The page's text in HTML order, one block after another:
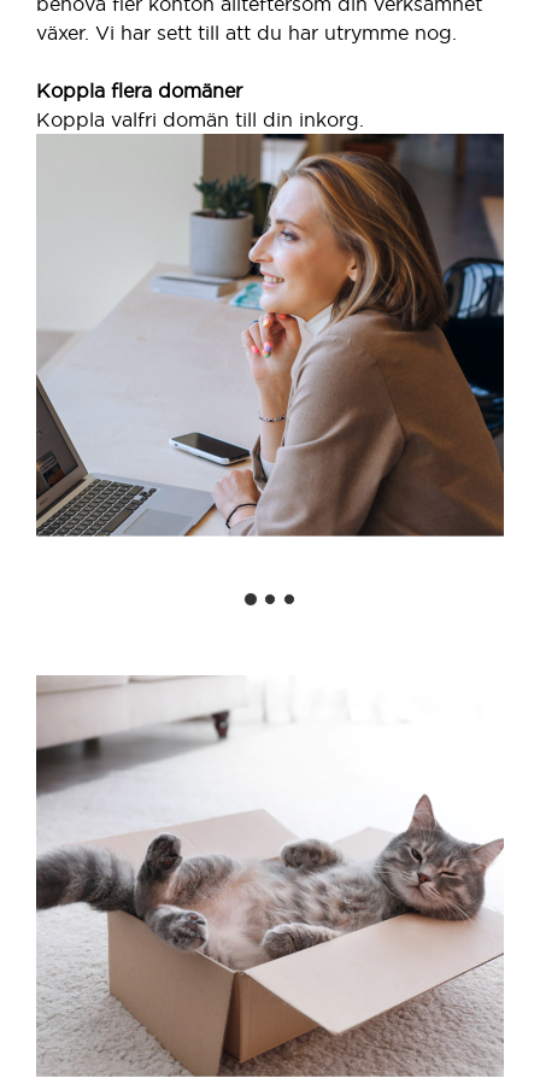
växer. Vi har sett till att du har utrymme nog.
Koppla flera domäner
Koppla valfri domän till din inkorg.